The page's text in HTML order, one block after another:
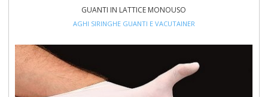
GUANTI IN LATTICE MONOUSO
AGHI SIRINGHE GUANTI E VACUTAINER